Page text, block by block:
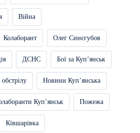
Війна
Колаборант Олег Синєгубов
ДСНС Бої за Купʼянськ
Новини Купʼянська
Купʼянськ Пожежа
Ківшарівка